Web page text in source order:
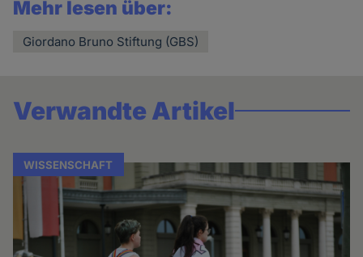
Mehr lesen über:
Giordano Bruno Stiftung (GBS)
Verwandte Artikel
WISSENSCHAFT